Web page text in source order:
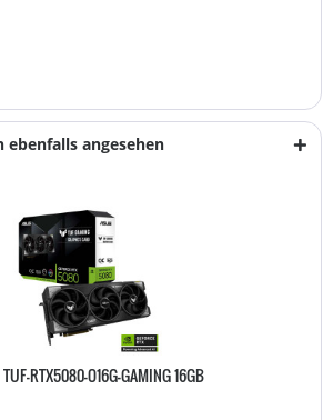
ebenfalls angesehen
RTX5080-O16G-GAMING 16GB